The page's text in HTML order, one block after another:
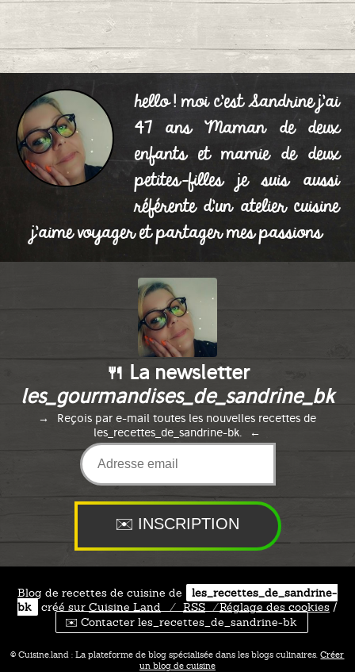
Beignet De Carnaval les
meilleurs
Publié le 03/03/2025 à 17:26
hello ! moi c'est Sandrine j'ai
47 ans Maman de deux
enfants et mamie de deux
petites-filles je suis aussi
référente d'un atelier cuisine
j'aime voyager et partager mes passions
🍴 La newsletter
les_gourmandises_de_sandrine_bk
Reçois par e-mail toutes les nouvelles recettes de
les_recettes_de_sandrine-bk.
Blog de recettes de cuisine de
les_recettes_de_sandrine-
bk
créé sur Cuisine Land ⁄ RSS ⁄Réglage des cookies /
✉️ Contacter les_recettes_de_sandrine-bk
© Cuisine.land : La plateforme de blog spécialisée dans les blogs culinaires.Créer
un blog de cuisine